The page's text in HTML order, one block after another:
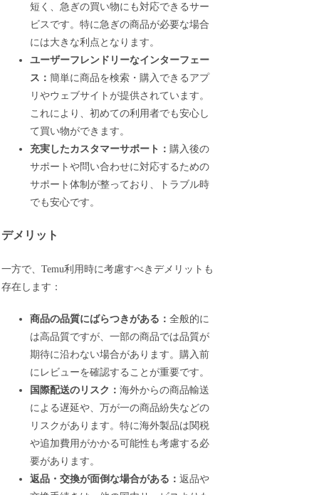
短く、急ぎの買い物にも対応できるサー
ビスです。特に急ぎの商品が必要な場合
には大きな利点となります。
ユーザーフレンドリーなインターフェー
ス：簡単に商品を検索・購入できるアプ
リやウェブサイトが提供されています。
これにより、初めての利用者でも安心し
て買い物ができます。
充実したカスタマーサポート： 購入後の
サポートや問い合わせに対応するための
サポート体制が整っており、トラブル時
でも安心です。
デメリット
一方で、Temu利用時に考慮すべきデメリットも
存在します：
商品の品質にばらつきがある：全般的に
は高品質ですが、一部の商品では品質が
期待に沿わない場合があります。購入前
にレビューを確認することが重要です。
国際配送のリスク：海外からの商品輸送
による遅延や、万が一の商品紛失などの
リスクがあります。特に海外製品は関税
や追加費用がかかる可能性も考慮する必
要があります。
返品・交換が面倒な場合がある：返品や